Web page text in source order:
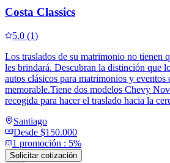
Costa Classics
5.0 (1)
Los traslados de su matrimonio no tienen
les brindará. Descubran la distinción que
autos clásicos para matrimonios y
memorable.Tiene dos modelos Chevy
recogida para hacer el traslado hacia la
Santiago
Desde $150.000
1 promoción : 5%
Solicitar cotización